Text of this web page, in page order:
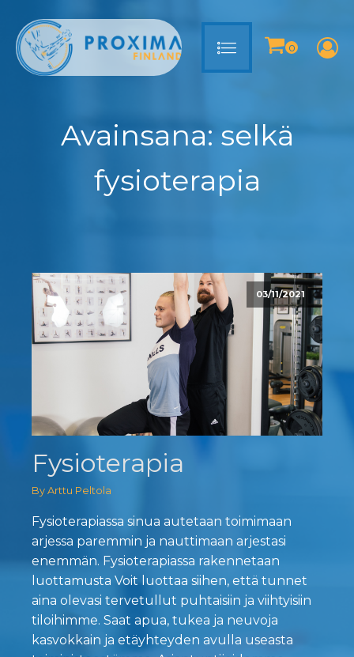
Avainsana: selkä
fysioterapia
03/11/2021
Fysioterapia
By Arttu Peltola
Fysioterapiassa sinua autetaan toimimaan
arjessa paremmin ja nauttimaan arjestasi
enemmän. Fysioterapiassa rakennetaan
luottamusta Voit luottaa siihen, että tunnet
aina olevasi tervetullut puhtaisiin ja viihtyisiin
tiloihimme. Saat apua, tukea ja neuvoja
kasvokkain ja etäyhteyden avulla useasta